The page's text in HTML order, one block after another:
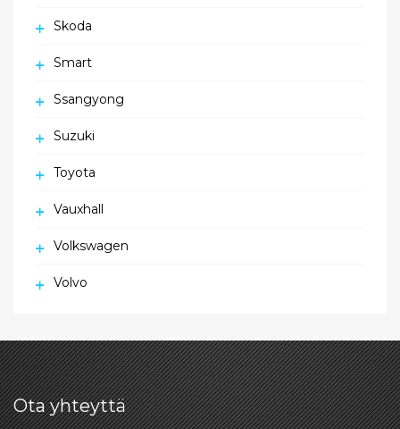
Skoda
Smart
Ssangyong
Suzuki
Toyota
Vauxhall
Volkswagen
Volvo
Ota yhteyttä